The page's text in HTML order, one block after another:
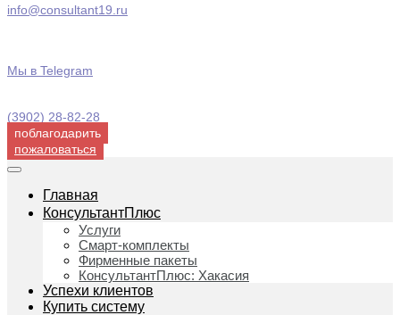
info@consultant19.ru
Мы в Telegram
(3902) 28-82-28
поблагодарить
пожаловаться
Главная
КонсультантПлюс
Услуги
Смарт-комплекты
Фирменные пакеты
КонсультантПлюс: Хакасия
Успехи клиентов
Купить систему